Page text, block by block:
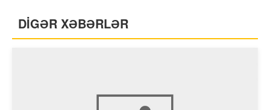
DİGƏR XƏBƏRLƏR